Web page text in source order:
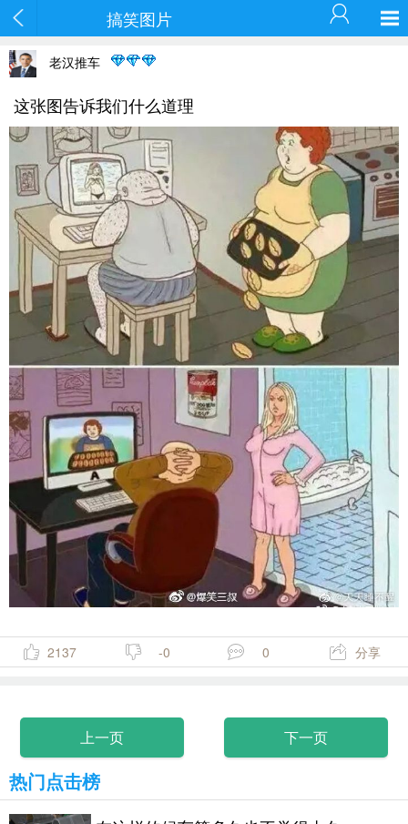
搞笑图片
老汉推车
这张图告诉我们什么道理
2137 -0 0 分享
上一页 下一页
热门点击榜